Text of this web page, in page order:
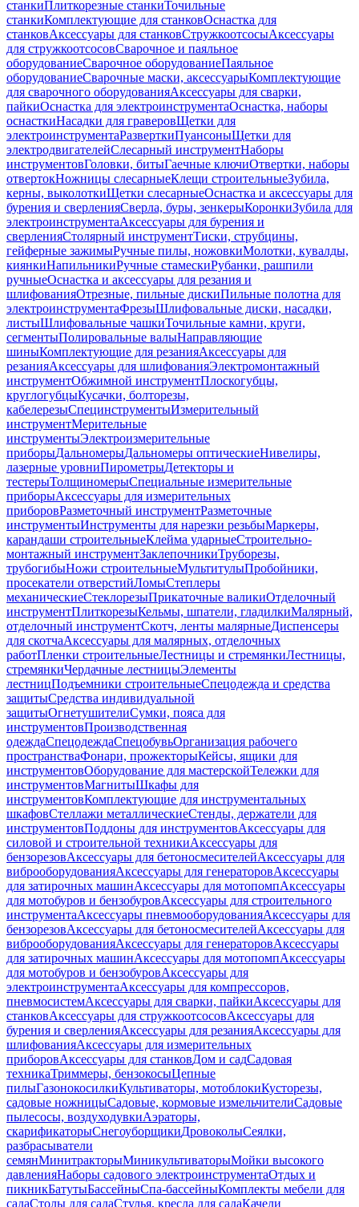
станкиПлиткорезные станкиТочильные
станкиКомплектующие для станковОснастка для
станковАксессуары для станковСтружкоотсосыАксессуары
для стружкоотсосовСварочное и паяльное
оборудованиеСварочное оборудованиеПаяльное
оборудованиеСварочные маски, аксессуарыКомплектующие
для сварочного оборудованияАксессуары для сварки,
пайкиОснастка для электроинструментаОснастка, наборы
оснасткиНасадки для граверовЩетки для
электроинструментаРазверткиПуансоныЩетки для
электродвигателейСлесарный инструментНаборы
инструментовГоловки, битыГаечные ключиОтвертки, наборы
отвертокНожницы слесарныеКлещи строительныеЗубила,
керны, выколоткиЩетки слесарныеОснастка и аксессуары для
бурения и сверленияСверла, буры, зенкерыКоронкиЗубила для
электроинструментаАксессуары для бурения и
сверленияСтолярный инструментТиски, струбцины,
гейферные зажимыРучные пилы, ножовкиМолотки, кувалды,
киянкиНапильникиРучные стамескиРубанки, рашпили
ручныеОснастка и аксессуары для резания и
шлифованияОтрезные, пильные дискиПильные полотна для
электроинструментаФрезыШлифовальные диски, насадки,
листыШлифовальные чашкиТочильные камни, круги,
сегментыПолировальные валыНаправляющие
шиныКомплектующие для резанияАксессуары для
резанияАксессуары для шлифованияЭлектромонтажный
инструментОбжимной инструментПлоскогубцы,
круглогубцыКусачки, болторезы,
кабелерезыСпецинструментыИзмерительный
инструментМерительные
инструментыЭлектроизмерительные
приборыДальномерыДальномеры оптическиеНивелиры,
лазерные уровниПирометрыДетекторы и
тестерыТолщиномерыСпециальные измерительные
приборыАксессуары для измерительных
приборовРазметочный инструментРазметочные
инструментыИнструменты для нарезки резьбыМаркеры,
карандаши строительныеКлейма ударныеСтроительно-
монтажный инструментЗаклепочникиТруборезы,
трубогибыНожи строительныеМультитулыПробойники,
просекатели отверстийЛомыСтеплеры
механическиеСтеклорезыПрикаточные валикиОтделочный
инструментПлиткорезыКельмы, шпатели, гладилкиМалярный,
отделочный инструментСкотч, ленты малярныеДиспенсеры
для скотчаАксессуары для малярных, отделочных
работПленки строительныеЛестницы и стремянкиЛестницы,
стремянкиЧердачные лестницыЭлементы
лестницПодъемники строительныеСпецодежда и средства
защитыСредства индивидуальной
защитыОгнетушителиСумки, пояса для
инструментовПроизводственная
одеждаСпецодеждаСпецобувьОрганизация рабочего
пространстваФонари, прожекторыКейсы, ящики для
инструментовОборудование для мастерскойТележки для
инструментовМагнитыШкафы для
инструментовКомплектующие для инструментальных
шкафовСтеллажи металлическиеСтенды, держатели для
инструментовПоддоны для инструментовАксессуары для
силовой и строительной техникиАксессуары для
бензорезовАксессуары для бетоносмесителейАксессуары для
виброоборудованияАксессуары для генераторовАксессуары
для затирочных машинАксессуары для мотопомпАксессуары
для мотобуров и бензобуровАксессуары для строительного
инструментаАксессуары пневмооборудованияАксессуары для
бензорезовАксессуары для бетоносмесителейАксессуары для
виброоборудованияАксессуары для генераторовАксессуары
для затирочных машинАксессуары для мотопомпАксессуары
для мотобуров и бензобуровАксессуары для
электроинструментаАксессуары для компрессоров,
пневмосистемАксессуары для сварки, пайкиАксессуары для
станковАксессуары для стружкоотсосовАксессуары для
бурения и сверленияАксессуары для резанияАксессуары для
шлифованияАксессуары для измерительных
приборовАксессуары для станковДом и садСадовая
техникаТриммеры, бензокосыЦепные
пилыГазонокосилкиКультиваторы, мотоблокиКусторезы,
садовые ножницыСадовые, кормовые измельчителиСадовые
пылесосы, воздуходувкиАэраторы,
скарификаторыСнегоуборщикиДровоколыСеялки,
разбрасыватели
семянМинитракторыМиникультиваторыМойки высокого
давленияНаборы садового электроинструментаОтдых и
пикникБатутыБассейныСпа-бассейныКомплекты мебели для
садаСтолы для садаСтулья, кресла для садаКачели